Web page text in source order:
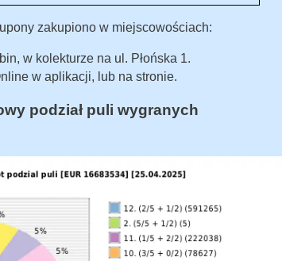
zakupiono w miejscowościach:
w kolekturze na ul. Płońska 1.
w aplikacji, lub na stronie.
podział puli wygranych